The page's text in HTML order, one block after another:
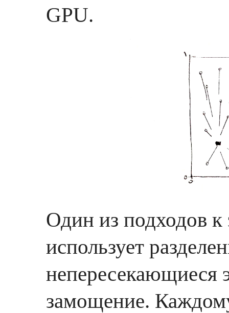
GPU.
Один из подходов к
использует
непересекающиеся
замощение.